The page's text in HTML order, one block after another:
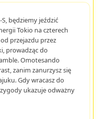
będziemy jeździć
Tokio na czterech
przejazdu przez
prowadząc do
Omotesando
zanim zanurzysz się
Gdy wracasz do
ukazuje odważny